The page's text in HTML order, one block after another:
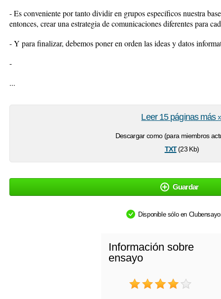
- Es conveniente por tanto dividir en grupos específicos nuestra
entonces, crear una estrategia de comunicaciones diferentes para
- Y para finalizar, debemos poner en orden las ideas y datos
-
...
Descargar como (para miembros
txt(23 Kb)
Leer 15 páginas más
Guardar
Disponible sólo en
Información sobre
ensayo